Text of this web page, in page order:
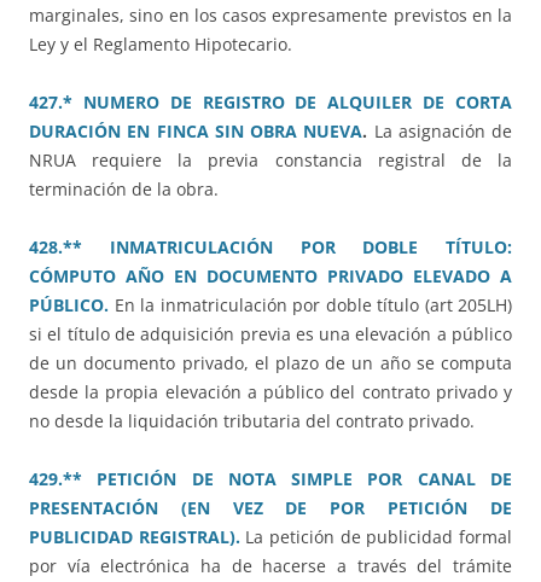
marginales, sino en los casos expresamente previstos en la
Ley y el Reglamento Hipotecario.
427.* NUMERO DE REGISTRO DE ALQUILER DE CORTA
DURACIÓN EN FINCA SIN OBRA NUEVA. La asignación de
NRUA requiere la previa constancia registral de la
terminación de la obra.
428.** INMATRICULACIÓN POR DOBLE TÍTULO:
CÓMPUTO AÑO EN DOCUMENTO PRIVADO ELEVADO A
PÚBLICO. En la inmatriculación por doble título (art 205LH)
si el título de adquisición previa es una elevación a público
de un documento privado, el plazo de un año se computa
desde la propia elevación a público del contrato privado y
no desde la liquidación tributaria del contrato privado.
429.** PETICIÓN DE NOTA SIMPLE POR CANAL DE
PRESENTACIÓN (EN VEZ DE POR PETICIÓN DE
PUBLICIDAD REGISTRAL).La petición de publicidad formal
por vía electrónica ha de hacerse a través del trámite